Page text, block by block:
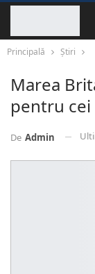
Principală Știri
Marea
pentru
De Admin